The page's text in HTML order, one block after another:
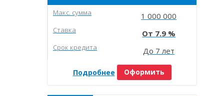
Макc. сумма 1 000 000
Ставка 7.9
Срок кредита До 7 лет
Подробнее Оформить